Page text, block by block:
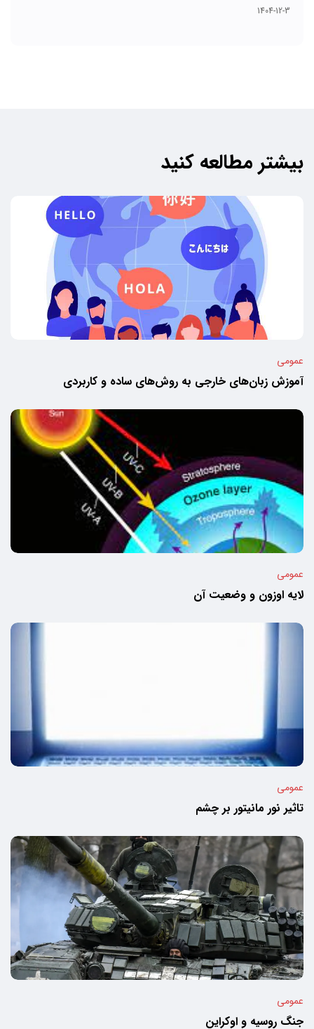
1404-12-3
بیشتر مطالعه کنید
عمومی
آموزش زبان‌های خارجی به روش‌های ساده و کاربردی
عمومی
لایه اوزون و وضعیت آن
عمومی
تاثیر نور مانیتور بر چشم
عمومی
جنگ روسیه و اوکراین